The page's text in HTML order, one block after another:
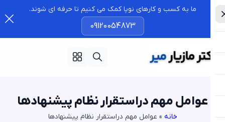
ما به کسب و کارهای نوپا کمک می کنیم تا حرفه ای شوند.
09120054873
عوامل مهم دراستقرار نظام پیشنهادها
»عوامل مهم دراستقرار نظام پیشنهادها